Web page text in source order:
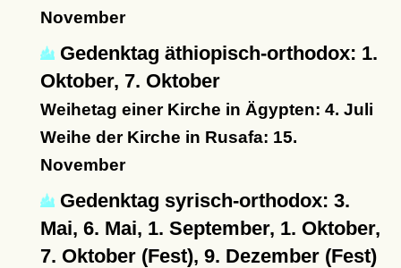
November
Gedenktag äthiopisch-orthodox: 1.
Oktober, 7. Oktober
Weihetag einer Kirche in Ägypten: 4. Juli
Weihe der Kirche in Rusafa: 15.
November
Gedenktag syrisch-orthodox: 3.
Mai, 6. Mai, 1. September, 1. Oktober,
7. Oktober (Fest), 9. Dezember (Fest)